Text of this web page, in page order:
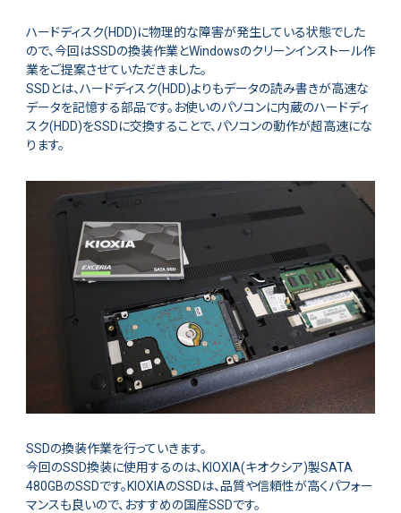
ハードディスク(HDD)に物理的な障害が発生している状態でした
ので、今回はSSDの換装作業とWindowsのクリーンインストール作
業をご提案させていただきました。
SSDとは、ハードディスク(HDD)よりもデータの読み書きが高速な
データを記憶する部品です。お使いのパソコンに内蔵のハードディ
スク(HDD)をSSDに交換することで、パソコンの動作が超高速にな
ります。
SSDの換装作業を行っていきます。
今回のSSD換装に使用するのは、KIOXIA(キオクシア)製SATA
480GBのSSDです。KIOXIAのSSDは、品質や信頼性が高くパフォー
マンスも良いので、おすすめの国産SSDです。